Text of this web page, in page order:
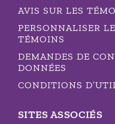
AVIS SUR LES
PERSONNALISER
TÉMOINS
DEMANDES DE
DONNÉES
CONDITIONS
SITES ASSOCIÉS